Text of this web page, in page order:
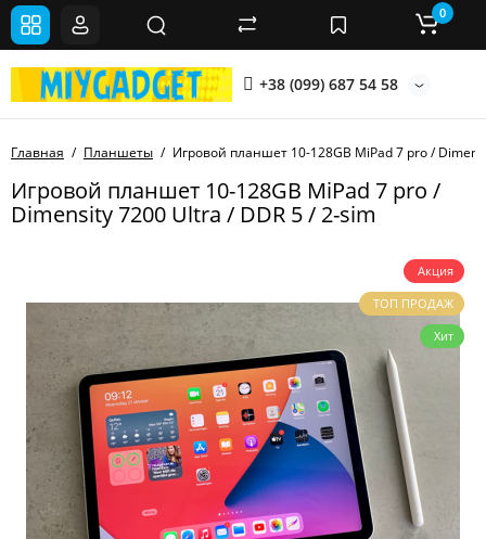
+38 (099) 687 54 58
0
Главная Планшеты Игровой планшет 10-128GB MiPad 7 pro /
Игровой планшет 10-128GB MiPad 7 pro /
Dimensity 7200 Ultra / DDR 5 / 2-sim
Акция
ТОП ПРОДАЖ
Хит